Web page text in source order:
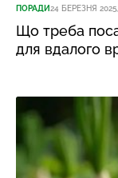
ПОРАДИ24 БЕРЕЗНЯ 2025,
Що треба
для вдалого